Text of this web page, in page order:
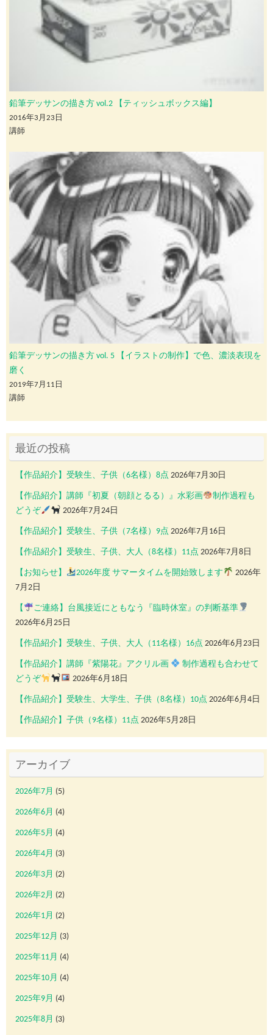
鉛筆デッサンの描き方 vol.2 【ティッシュボックス編】
2016年3月23日
講師
鉛筆デッサンの描き方 vol. 5 【イラストの制作】で色、濃淡表現を
磨く
2019年7月11日
講師
最近の投稿
【作品紹介】受験生、子供（6名様）8点 2026年7月30日
【作品紹介】講師『初夏（朝顔とるる）』水彩画
制作過程も
どうぞ
2026年7月24日
【作品紹介】受験生、子供（7名様）9点 2026年7月16日
【作品紹介】受験生、子供、大人（8名様）11点 2026年7月8日
【お知らせ】 2026年度 サマータイムを開始致します
2026年
7月2日
【
ご連絡】台風接近にともなう『臨時休室』の判断基準
2026年6月25日
【作品紹介】受験生、子供、大人（11名様）16点 2026年6月23日
【作品紹介】講師『紫陽花』アクリル画
制作過程も合わせて
どうぞ
2026年6月18日
【作品紹介】受験生、大学生、子供（8名様）10点 2026年6月4日
【作品紹介】子供（9名様）11点 2026年5月28日
アーカイブ
2026年7月 (5)
2026年6月 (4)
2026年5月 (4)
2026年4月 (3)
2026年3月 (2)
2026年2月 (2)
2026年1月 (2)
2025年12月 (3)
2025年11月 (4)
2025年10月 (4)
2025年9月 (4)
2025年8月 (3)